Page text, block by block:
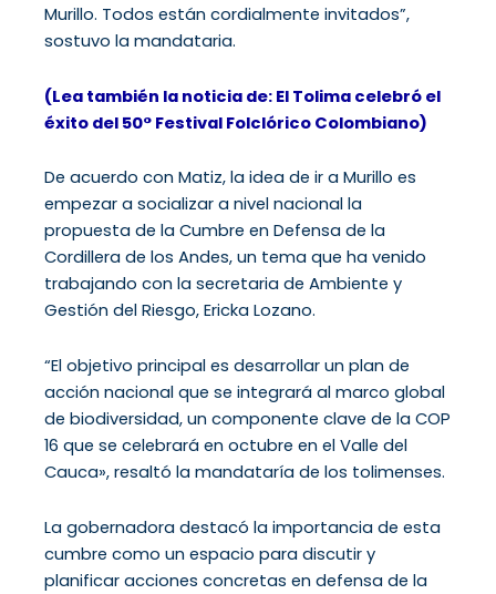
Murillo. Todos están cordialmente invitados”,
sostuvo la mandataria.
(Lea también la noticia de: El Tolima celebró el
éxito del 50° Festival Folclórico Colombiano)
De acuerdo con Matiz, la idea de ir a Murillo es
empezar a socializar a nivel nacional la
propuesta de la Cumbre en Defensa de la
Cordillera de los Andes, un tema que ha venido
trabajando con la secretaria de Ambiente y
Gestión del Riesgo, Ericka Lozano.
“El objetivo principal es desarrollar un plan de
acción nacional que se integrará al marco global
de biodiversidad, un componente clave de la COP
16 que se celebrará en octubre en el Valle del
Cauca», resaltó la mandataría de los tolimenses.
La gobernadora destacó la importancia de esta
cumbre como un espacio para discutir y
planificar acciones concretas en defensa de la